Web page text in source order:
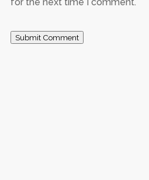
Submit Comment